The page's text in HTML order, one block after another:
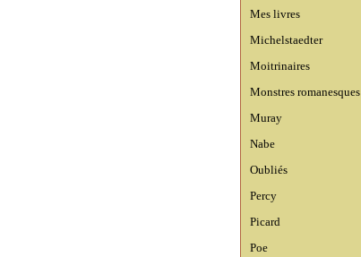
Mes livres
Michelstaedter
Moitrinaires
Monstres romanesques
Muray
Nabe
Oubliés
Percy
Picard
Poe